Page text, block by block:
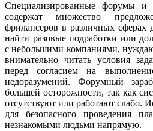
Специализированные форумы и
содержат множество
фрилансеров в различных сферах
найти разовые подработки или
с небольшими компаниями,
внимательно читать условия
перед согласием на
недоразумений. Форумный
большей осторожности, так как
отсутствуют или работают слабо.
для безопасного проведения
незнакомыми людьми напрямую.